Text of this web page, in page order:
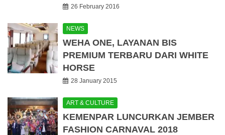
26 February 2016
NEWS
WEHA ONE, LAYANAN BIS
PREMIUM TERBARU DARI WHITE
HORSE
28 January 2015
ART & CULTURE
KEMENPAR LUNCURKAN JEMBER
FASHION CARNAVAL 2018